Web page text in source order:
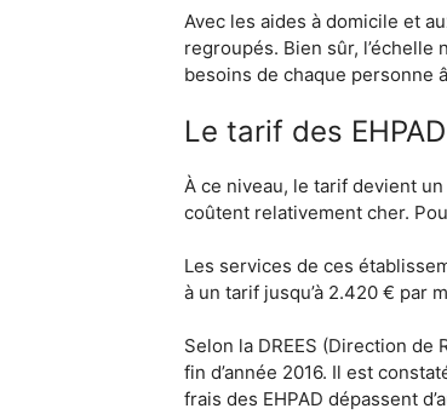
Avec les aides à domicile et
regroupés. Bien sûr, l’échelle
besoins de chaque personne
Le tarif des EHPAD
À ce niveau, le tarif devient
coûtent relativement cher.
Les services de ces
à un tarif jusqu’à 2.420 € par
Selon la DREES (Direction
fin d’année 2016. Il est
frais des EHPAD dépassent